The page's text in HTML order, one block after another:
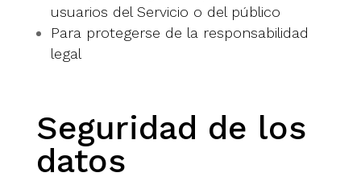
usuarios del Servicio o del público
Para protegerse de la responsabilidad
legal
Seguridad de los
datos